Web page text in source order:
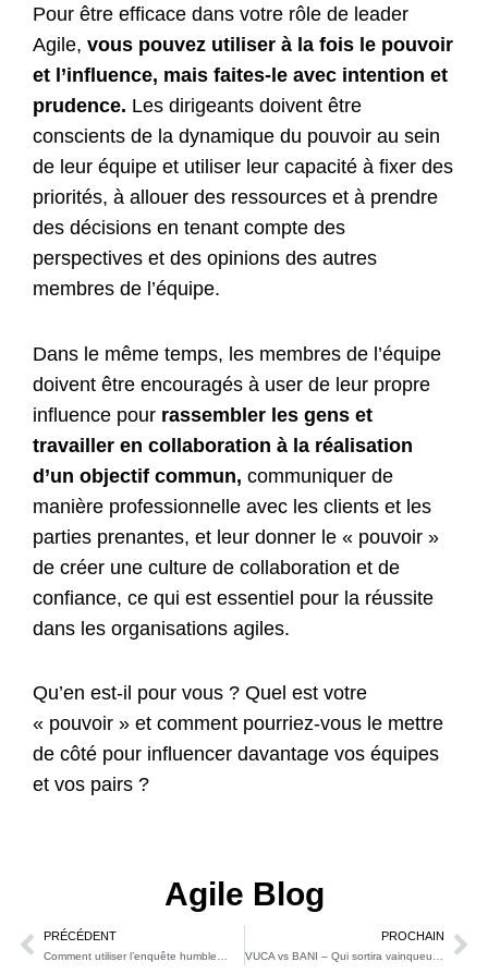
Pour être efficace dans votre rôle de leader
Agile, vous pouvez utiliser à la fois le pouvoir
et l’influence, mais faites-le avec intention et
prudence. Les dirigeants doivent être
conscients de la dynamique du pouvoir au sein
de leur équipe et utiliser leur capacité à fixer des
priorités, à allouer des ressources et à prendre
des décisions en tenant compte des
perspectives et des opinions des autres
membres de l’équipe.
Dans le même temps, les membres de l’équipe
doivent être encouragés à user de leur propre
influence pour rassembler les gens et
travailler en collaboration à la réalisation
d’un objectif commun, communiquer de
manière professionnelle avec les clients et les
parties prenantes, et leur donner le « pouvoir »
de créer une culture de collaboration et de
confiance, ce qui est essentiel pour la réussite
dans les organisations agiles.
Qu’en est-il pour vous ? Quel est votre
« pouvoir » et comment pourriez-vous le mettre
de côté pour influencer davantage vos équipes
et vos pairs ?
Agile Blog
Précédent
PRÉCÉDENT
Comment utiliser l’enquête humble…
PROCHAIN